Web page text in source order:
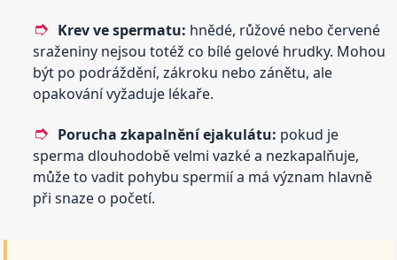
Krev ve spermatu: hnědé, růžové nebo červené
sraženiny nejsou totéž co bílé gelové hrudky. Mohou
být po podráždění, zákroku nebo zánětu, ale
opakování vyžaduje lékaře.
Porucha zkapalnění ejakulátu: pokud je
sperma dlouhodobě velmi vazké a nezkapalňuje,
může to vadit pohybu spermií a má význam hlavně
při snaze o početí.